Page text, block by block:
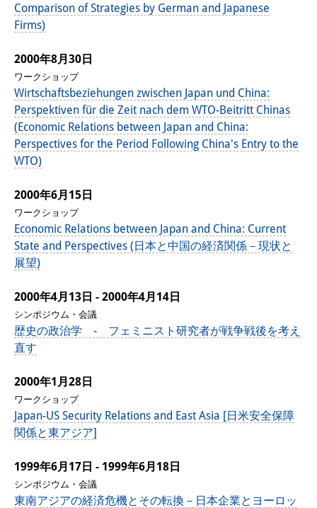
Comparison of Strategies by German and Japanese
Firms)
2000年8月30日
ワークショップ
Wirtschaftsbeziehungen zwischen Japan und China:
Perspektiven für die Zeit nach dem WTO-Beitritt Chinas
(Economic Relations between Japan and China:
Perspectives for the Period Following China's Entry to the
WTO)
2000年6月15日
ワークショップ
Economic Relations between Japan and China: Current
State and Perspectives (日本と中国の経済関係－現状と
展望)
2000年4月13日 - 2000年4月14日
シンポジウム・会議
歴史の政治学 - フェミニスト研究者が戦争戦後を考え
直す
2000年1月28日
ワークショップ
Japan-US Security Relations and East Asia [日米安全保障
関係と東アジア]
1999年6月17日 - 1999年6月18日
シンポジウム・会議
東南アジアの経済危機とその転換－日本企業とヨーロッ